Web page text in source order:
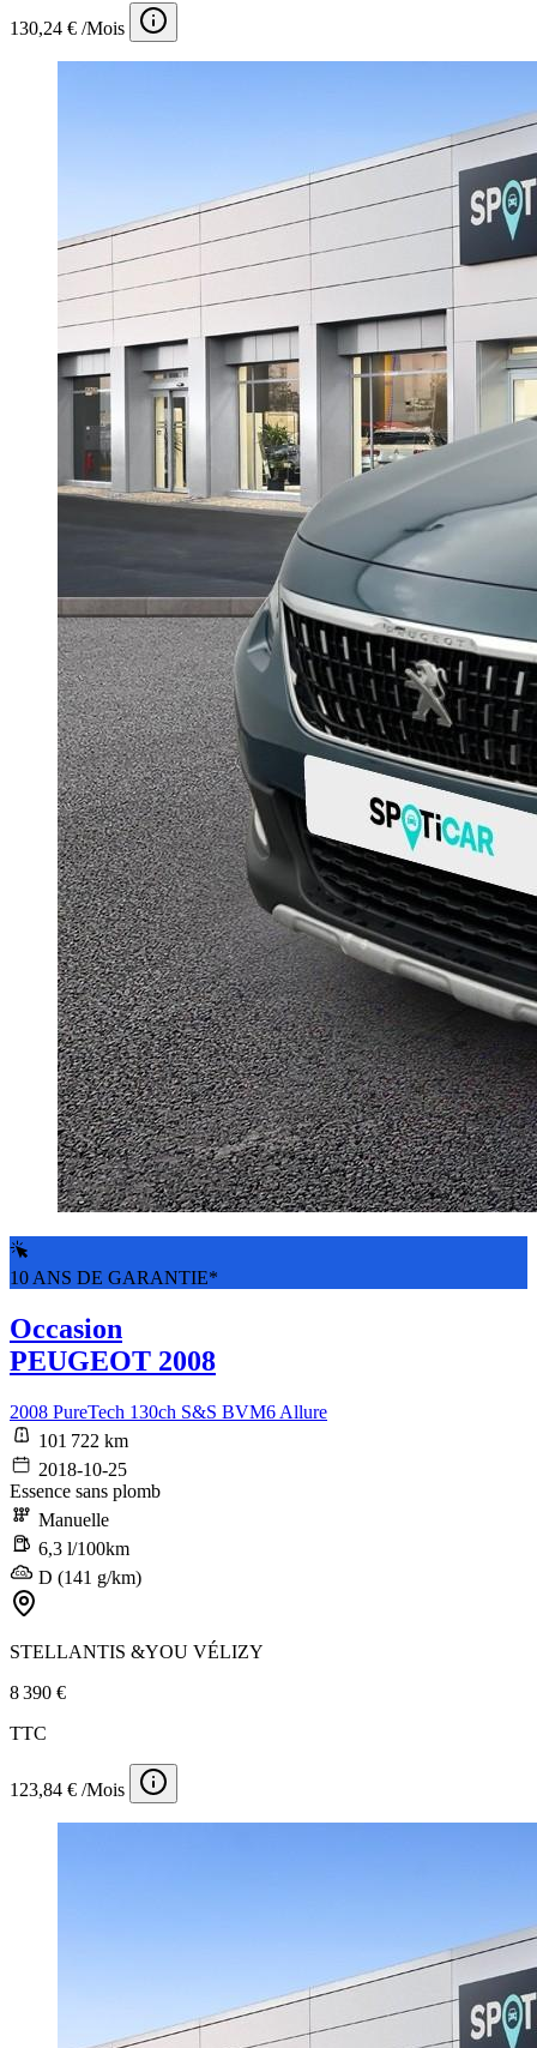
130,24 € /Mois
10 ANS DE GARANTIE*
Occasion
PEUGEOT 2008
2008 PureTech 130ch S&S BVM6 Allure
101 722 km
2018-10-25
Essence sans plomb
Manuelle
6,3 l/100km
D (141 g/km)
STELLANTIS &YOU VÉLIZY
8 390 €
TTC
123,84 € /Mois